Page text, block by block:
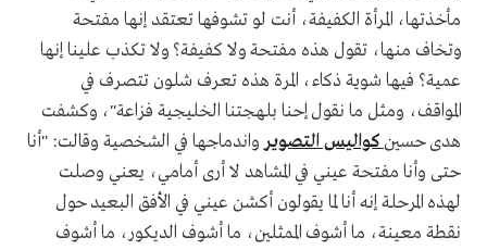
مأخذتها، المرأة الكفيفة، أنت لو تشوفها تعتقد إنها مفتحة
وتخاف منها، تقول هذه مفتحة ولا كفيفة؟ ولا تكذب علينا إنها
عمية؟ فيها شوية ذكاء، المرة هذه تعرف شلون تتصرف في
المواقف، ومثل ما نقول إحنا بلهجتنا الخليجية فزاعة"، وكشفت
هدى حسينكواليس التصوير واندماجها في الشخصية وقالت: "أنا
حتى وأنا مفتحة عيني في المشاهد لا أرى أمامي، يعني وصلت
لهذه المرحلة إنه أنا لما يقولون أكشن عيني في الأفق البعيد حول
نقطة معينة، ما أشوف الممثلين، ما أشوف الديكور، ما أشوف